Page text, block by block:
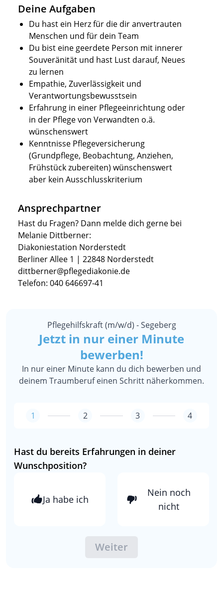
Deine Aufgaben
Du hast ein Herz für die dir anvertrauten
Menschen und für dein Team
Du bist eine geerdete Person mit innerer
Souveränität und hast Lust darauf, Neues
zu lernen
Empathie, Zuverlässigkeit und
Verantwortungsbewusstsein
Erfahrung in einer Pflegeeinrichtung oder
in der Pflege von Verwandten o.ä.
wünschenswert
Kenntnisse Pflegeversicherung
(Grundpflege, Beobachtung, Anziehen,
Frühstück zubereiten) wünschenswert
aber kein Ausschlusskriterium
Ansprechpartner
Hast du Fragen? Dann melde dich gerne bei
Melanie Dittberner:
Diakoniestation Norderstedt
Berliner Allee 1 | 22848 Norderstedt
dittberner@pflegediakonie.de
Telefon: 040 646697-41
Pflegehilfskraft (m/w/d) - Segeberg
Jetzt in nur einer Minute
bewerben!
In nur einer Minute kann du dich bewerben und
deinem Traumberuf einen Schritt näherkommen.
1 2 3 4
Hast du bereits Erfahrungen in deiner
Wunschposition?
Ja habe ich
Nein noch
nicht
Weiter